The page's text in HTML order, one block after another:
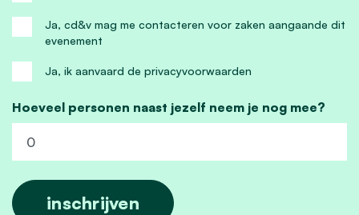
Ja, cd&v mag me contacteren voor zaken aangaande dit
evenement
Ja, ik aanvaard de privacyvoorwaarden
Hoeveel personen naast jezelf neem je nog mee?